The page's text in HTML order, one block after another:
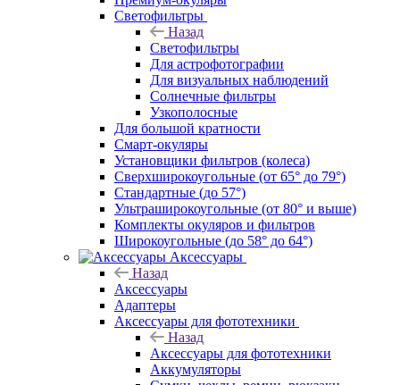
Светофильтры
Назад
Светофильтры
Для астрофотографии
Для визуальных наблюдений
Солнечные фильтры
Узкополосные
Для большой кратности
Смарт-окуляры
Установщики фильтров (колеса)
Сверхширокоугольные (от 65° до 79°)
Стандартные (до 57°)
Ультраширокоугольные (от 80° и выше)
Комплекты окуляров и фильтров
Широкоугольные (до 58° до 64°)
Аксессуары
Назад
Аксессуары
Адаптеры
Аксессуары для фототехники
Назад
Аксессуары для фототехники
Аккумуляторы